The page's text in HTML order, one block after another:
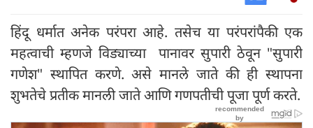
हिंदू धर्मात अनेक परंपरा आहे. तसेच या परंपरांपैकी एक
महत्वाची म्हणजे विड्याच्या पानावर सुपारी ठेवून "सुपारी
गणेश" स्थापित करणे. असे मानले जाते की ही स्थापना
शुभतेचे प्रतीक मानली जाते आणि गणपतीची पूजा पूर्ण करते.